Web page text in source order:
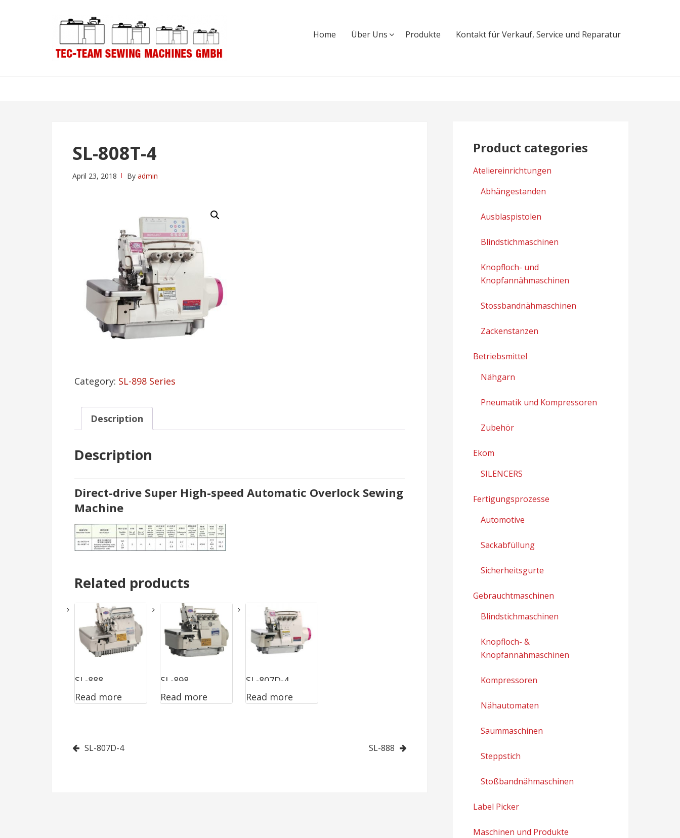
navigation
Home Über Uns Produkte Kontakt für Verkauf, Service und Reparatur
SL-808T-4
April 23, 2018 By admin
Category: SL-898 Series
Description
Description
Direct-drive Super High-speed Automatic Overlock Sewing
Machine
Related products
SL-888
Read more
SL-898
Read more
SL-807D-4
Read more
Post
SL-807D-4 SL-888
Product categories
Ateliereinrichtungen
Abhängestanden
Ausblaspistolen
Blindstichmaschinen
Knopfloch- und
Knopfannähmaschinen
Stossbandnähmaschinen
Zackenstanzen
Betriebsmittel
Nähgarn
Pneumatik und Kompressoren
Zubehör
Ekom
SILENCERS
Fertigungsprozesse
Automotive
Sackabfüllung
Sicherheitsgurte
Gebrauchtmaschinen
Blindstichmaschinen
Knopfloch- &
Knopfannähmaschinen
Kompressoren
Nähautomaten
Saummaschinen
Steppstich
Stoßbandnähmaschinen
Label Picker
Maschinen und Produkte